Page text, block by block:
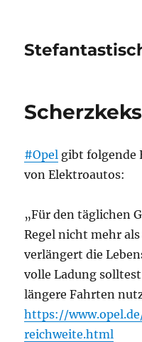
#Opel gibt folgende
von Elektroautos:
„Für den täglichen
Regel nicht mehr
verlängert die
volle Ladung
längere Fahrten
https://
reichweite.html